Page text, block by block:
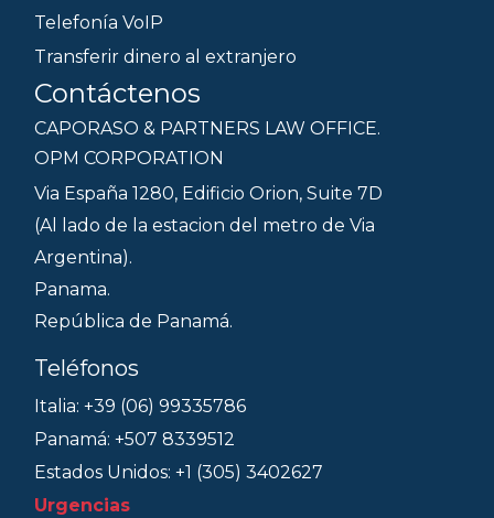
Telefonía VoIP
Transferir dinero al extranjero
Contáctenos
CAPORASO & PARTNERS LAW OFFICE.
OPM CORPORATION
Via España 1280, Edificio Orion, Suite 7D
(Al lado de la estacion del metro de Via
Argentina).
Panama.
República de Panamá.
Teléfonos
Italia: +39 (06) 99335786
Panamá: +507 8339512
Estados Unidos: +1 (305) 3402627
Urgencias